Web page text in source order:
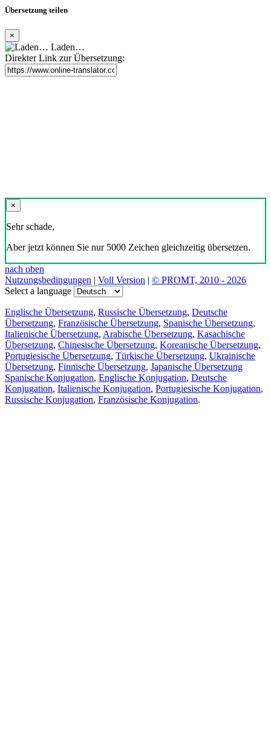
Übersetzung teilen
×
Laden…
Direkter Link zur Übersetzung:
×
Sehr schade,
Aber jetzt können Sie nur 5000 Zeichen gleichzeitig übersetzen.
nach oben
Nutzungsbedingungen | Voll Version | © PROMT, 2010 - 2026
Select a language
Englische Übersetzung, Russische Übersetzung, Deutsche
Übersetzung, Französische Übersetzung, Spanische Übersetzung,
Italienische Übersetzung, Arabische Übersetzung, Kasachische
Übersetzung, Chinesische Übersetzung, Koreanische Übersetzung,
Portugiesische Übersetzung, Türkische Übersetzung, Ukrainische
Übersetzung, Finnische Übersetzung, Japanische Übersetzung
Spanische Konjugation, Englische Konjugation, Deutsche
Konjugation, Italienische Konjugation, Portugiesische Konjugation,
Russische Konjugation, Französische Konjugation.